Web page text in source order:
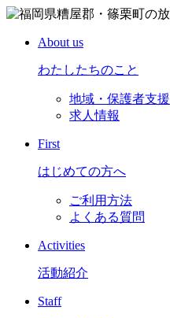
About us
わたしたちのこと
地域・保護者支援
求人情報
First
はじめての方へ
ご利用方法
よくある質問
Activities
活動紹介
Staff